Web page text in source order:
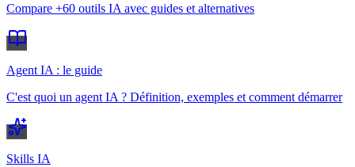
Compare +60 outils IA avec guides et alternatives
Agent IA : le guide
C'est quoi un agent IA ? Définition, exemples et comment démarrer
Skills IA